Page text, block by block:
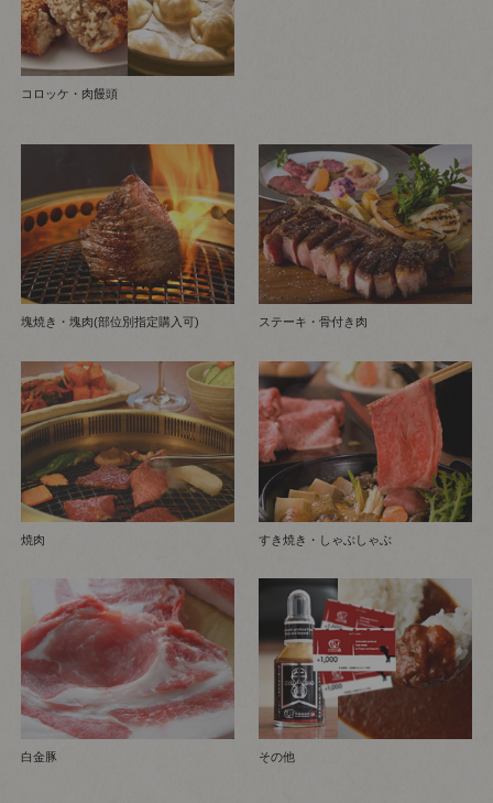
コロッケ・肉饅頭
塊焼き・塊肉(部位別指定購入可) ステーキ・骨付き肉
焼肉 すき焼き・しゃぶしゃぶ
白金豚 その他